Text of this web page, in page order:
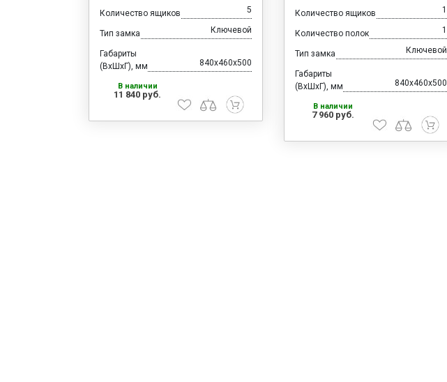
Количество ящиков 5
Тип замка Ключевой
Габариты
(ВхШхГ), мм
840x460x500
В наличии
11 840 руб.
Количество ящиков 1
Количество полок 1
Тип замка Ключевой
Габариты
(ВхШхГ), мм
840x460x500
В наличии
7 960 руб.